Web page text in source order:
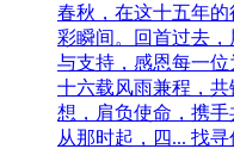
春秋，在这十五年
彩瞬间。回首过去
与支持，感恩每一位
十六载风雨兼程，
想，肩负使命，携手
从那时起，四... 找寻